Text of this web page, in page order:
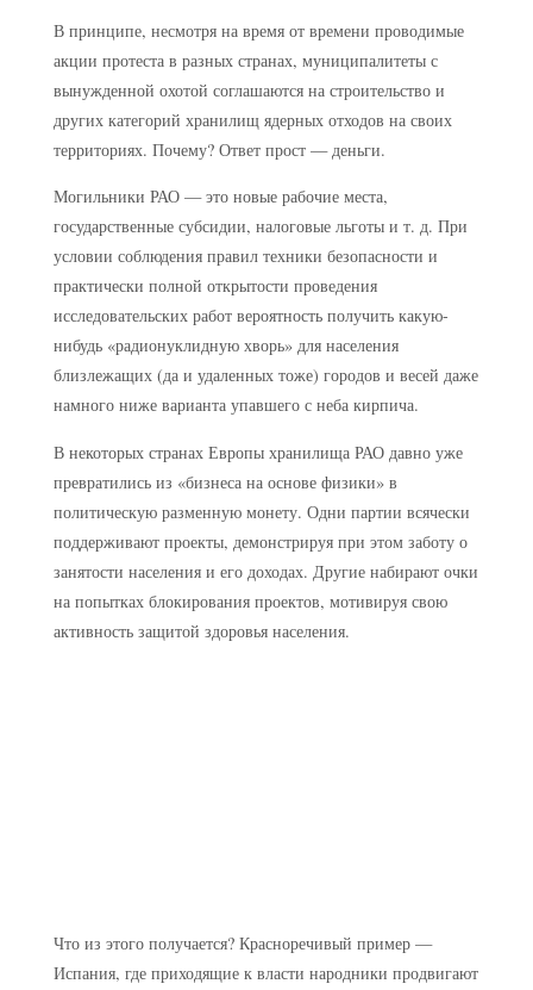
В принципе, несмотря на время от времени проводимые
акции протеста в разных странах, муниципалитеты с
вынужденной охотой соглашаются на строительство и
других категорий хранилищ ядерных отходов на своих
территориях. Почему? Ответ прост — деньги.
Могильники РАО — это новые рабочие места,
государственные субсидии, налоговые льготы и т. д. При
условии соблюдения правил техники безопасности и
практически полной открытости проведения
исследовательских работ вероятность получить какую-
нибудь «радионуклидную хворь» для населения
близлежащих (да и удаленных тоже) городов и весей даже
намного ниже варианта упавшего с неба кирпича.
В некоторых странах Европы хранилища РАО давно уже
превратились из «бизнеса на основе физики» в
политическую разменную монету. Одни партии всячески
поддерживают проекты, демонстрируя при этом заботу о
занятости населения и его доходах. Другие набирают очки
на попытках блокирования проектов, мотивируя свою
активность защитой здоровья населения.
Что из этого получается? Красноречивый пример —
Испания, где приходящие к власти народники продвигают